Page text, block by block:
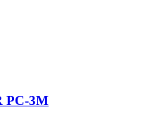
PC-3M